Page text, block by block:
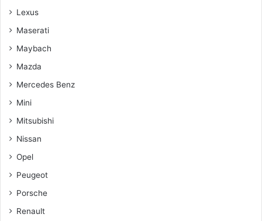
Lexus
Maserati
Maybach
Mazda
Mercedes Benz
Mini
Mitsubishi
Nissan
Opel
Peugeot
Porsche
Renault